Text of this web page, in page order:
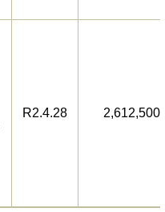
R2.4.28 2,612,500